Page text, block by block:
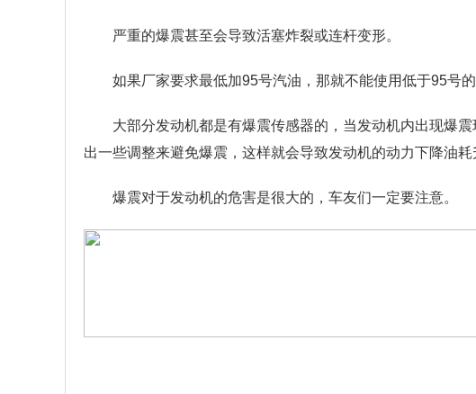
严重的爆震甚至会导致活塞炸裂或连杆变形。
如果厂家要求最低加95号汽油，那就不能使用低于95号
大部分发动机都是有爆震传感器的，当发动机内出现爆
出一些调整来避免爆震，这样就会导致发动机的动力下降油耗
爆震对于发动机的危害是很大的，车友们一定要注意。